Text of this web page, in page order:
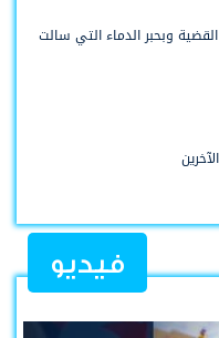
القضية وبحبر الدماء التي سالت
فيديو